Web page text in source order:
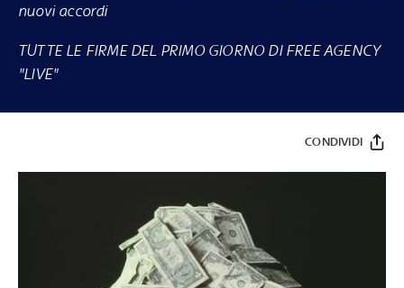
nuovi accordi
TUTTE LE FIRME DEL PRIMO GIORNO DI FREE AGENCY
"LIVE"
CONDIVIDI